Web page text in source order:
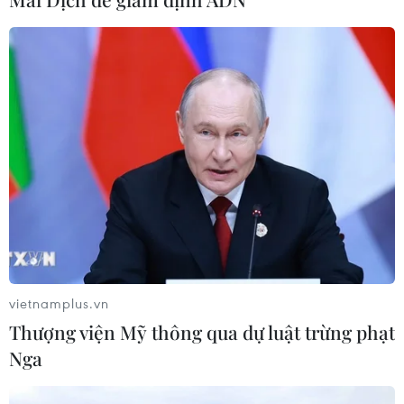
khuẩn Salmonella
07/08/2026 00:43
Bánh xèo tôm nhảy - món ăn phải
thử khi đến Quy Nhơn
07/08/2026 00:00
Chưa có bằng chứng truyền máu trẻ
giúp chống lão hóa
06/08/2026 23:16
Xung đột Israel-Hamas: Ít nhất 300
trẻ em thiệt mạng trong 300 ngày
vietnamplus.vn
Thượng viện Mỹ thông qua dự luật trừng phạt
Nga